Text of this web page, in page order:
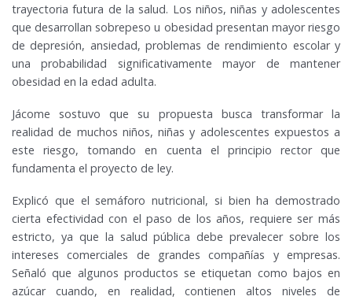
trayectoria futura de la salud. Los niños, niñas y adolescentes
que desarrollan sobrepeso u obesidad presentan mayor riesgo
de depresión, ansiedad, problemas de rendimiento escolar y
una probabilidad significativamente mayor de mantener
obesidad en la edad adulta.
Jácome sostuvo que su propuesta busca transformar la
realidad de muchos niños, niñas y adolescentes expuestos a
este riesgo, tomando en cuenta el principio rector que
fundamenta el proyecto de ley.
Explicó que el semáforo nutricional, si bien ha demostrado
cierta efectividad con el paso de los años, requiere ser más
estricto, ya que la salud pública debe prevalecer sobre los
intereses comerciales de grandes compañías y empresas.
Señaló que algunos productos se etiquetan como bajos en
azúcar cuando, en realidad, contienen altos niveles de